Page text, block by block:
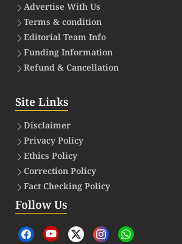
Advertise With Us
Terms & condition
Editorial Team Info
Funding Information
Refund & Cancellation
Site Links
Disclaimer
Privacy Policy
Ethics Policy
Correction Policy
Fact Checking Policy
Follow Us